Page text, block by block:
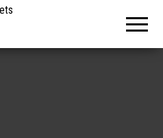
Jaktvårdskrets